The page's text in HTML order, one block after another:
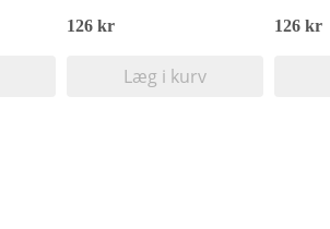
126 kr
Læg i kurv
126 kr